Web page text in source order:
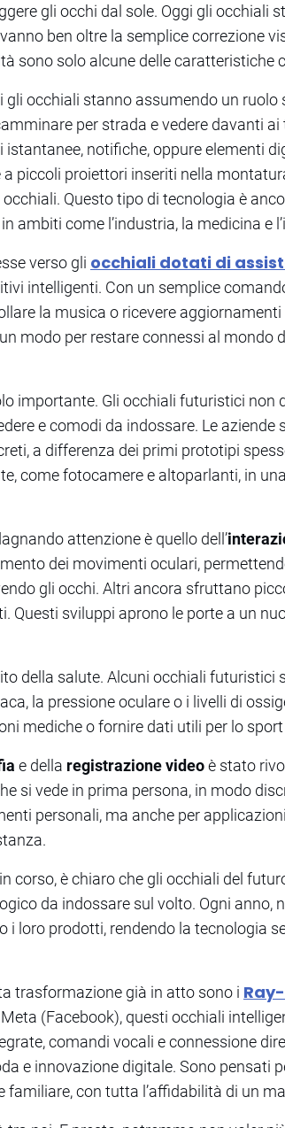
gli occhi dal sole. Oggi gli occhiali
ben oltre la semplice correzione
sono solo alcune delle caratteristiche
occhiali stanno assumendo un ruolo
per strada e vedere davanti
notifiche, oppure elementi
piccoli proiettori inseriti nella
Questo tipo di tecnologia è
ambiti come l’industria, la medicina e
verso gli occhiali dotati di
intelligenti. Con un semplice
la musica o ricevere
modo per restare connessi al mondo
importante. Gli occhiali futuristici non
e comodi da indossare. Le
a differenza dei primi prototipi
come fotocamere e altoparlanti, in
attenzione è quello dell’
dei movimenti oculari,
gli occhi. Altri ancora sfruttano
Questi sviluppi aprono le porte a un
della salute. Alcuni occhiali
la pressione oculare o i livelli di
mediche o fornire dati utili per lo sport
e della registrazione videoè stato
si vede in prima persona, in modo
personali, ma anche per
corso, è chiaro che gli occhiali del
da indossare sul volto. Ogni anno,
i loro prodotti, rendendo la tecnologia
trasformazione già in atto sono i
(Facebook), questi occhiali
comandi vocali e connessione
e innovazione digitale. Sono pensati
familiare, con tutta l’affidabilità di un